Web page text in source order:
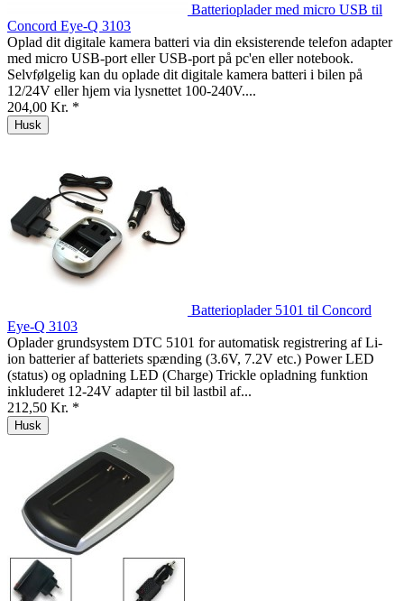
Batterioplader med micro USB til
Concord Eye-Q 3103
Oplad dit digitale kamera batteri via din eksisterende telefon adapter
med micro USB-port eller USB-port på pc'en eller notebook.
Selvfølgelig kan du oplade dit digitale kamera batteri i bilen på
12/24V eller hjem via lysnettet 100-240V....
204,00 Kr. *
Husk
Batterioplader 5101 til Concord
Eye-Q 3103
Oplader grundsystem DTC 5101 for automatisk registrering af Li-
ion batterier af batteriets spænding (3.6V, 7.2V etc.) Power LED
(status) og opladning LED (Charge) Trickle opladning funktion
inkluderet 12-24V adapter til bil lastbil af...
212,50 Kr. *
Husk